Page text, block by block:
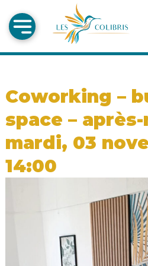
Coworking –
space –
mardi, 03
14:00